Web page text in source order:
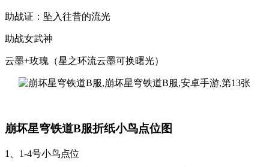
助战证：坠入往昔的流光
助战女武神
云墨+玫瑰（星之环流云墨可换曙光）
崩坏星穹铁道B服折纸小鸟点位图
1、1-4号小鸟点位